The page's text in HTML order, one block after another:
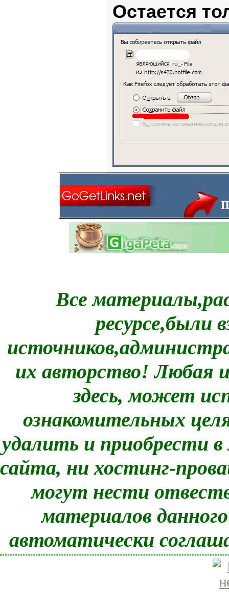
Остается
Все
их авторство! Любая
здесь, может
ознакомительных
удалить и приобрести
сайта, ни хостинг-
могут нести
материалов
автоматически